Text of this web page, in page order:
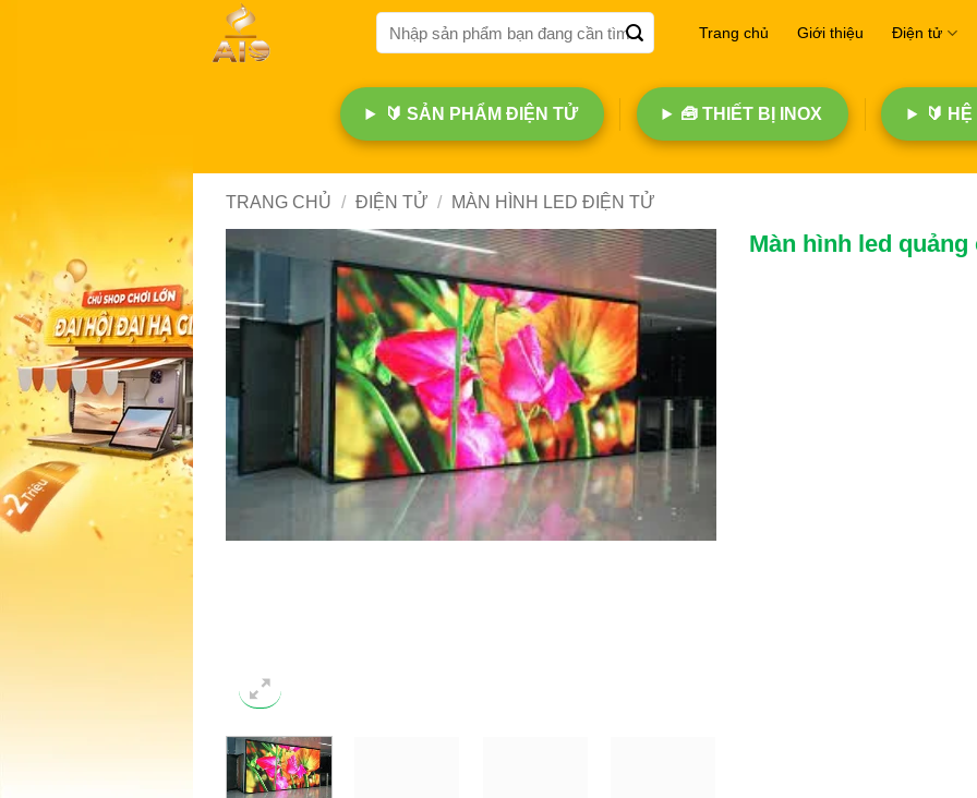
qua
nội
Tìm
kiếm:
Trang chủ Giới thiệu Điện tử
🔰 SẢN PHẨM ĐIỆN TỬ 🧰 THIẾT BỊ INOX 🔰
TRANG CHỦ / ĐIỆN TỬ / MÀN HÌNH LED ĐIỆN TỬ
Màn hình led quảng